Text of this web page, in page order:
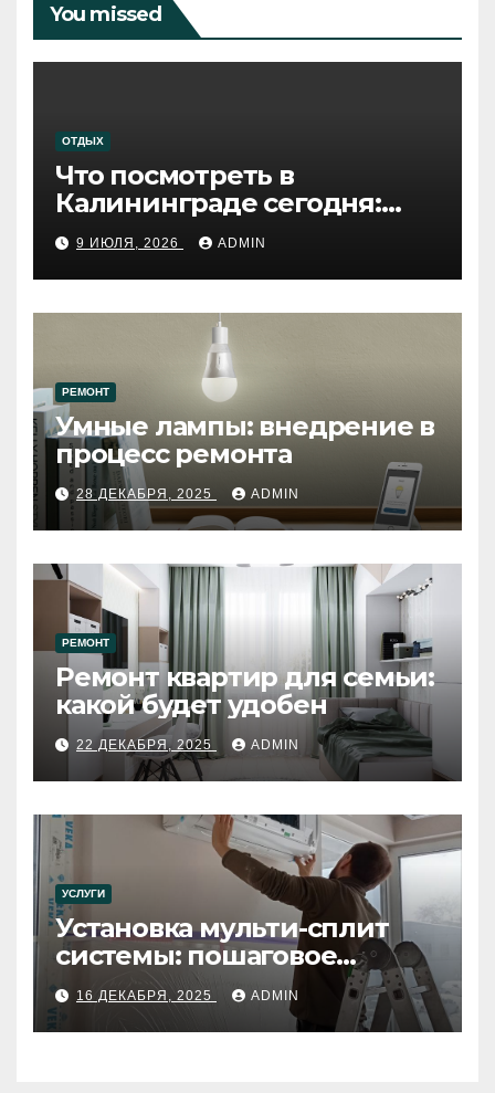
You missed
ОТДЫХ
Что посмотреть в
Калининграде сегодня:
путеводитель по самому
западному городу России
9 ИЮЛЯ, 2026 ADMIN
РЕМОНТ
Умные лампы: внедрение в
процесс ремонта
28 ДЕКАБРЯ, 2025 ADMIN
РЕМОНТ
Ремонт квартир для семьи:
какой будет удобен
22 ДЕКАБРЯ, 2025 ADMIN
УСЛУГИ
Установка мульти-сплит
системы: пошаговое
руководство
16 ДЕКАБРЯ, 2025 ADMIN